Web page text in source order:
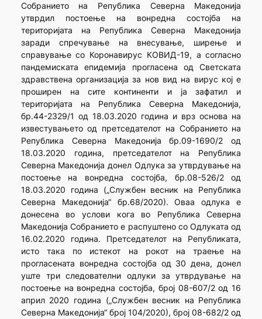
Собранието на Република Северна Македонија
утврдил постоење на вонредна состојба на
територијата на Република Северна Македонија
заради спречување на внесување, ширење и
справување со Коронавирус КОВИД-19, а согласно
пандемиската епидемија прогласена од Светската
здравствена организација за нов вид на вирус кој е
проширен на сите континенти и ја зафатил и
територијата на Република Северна Македонија,
бр.44-2329/1 од 18.03.2020 година и врз основа на
известувањето од претседателот на Собранието на
Република Северна Македонија бр.09-1690/2 од
18.03.2020 година, претседателот на Република
Северна Македонија донел Одлука за утврдување на
постоење на вонредна состојба, бр.08-526/2 од
18.03.2020 година („Службен весник на Република
Северна Македонија“ бр.68/2020). Оваа одлука е
донесена во услови кога во Република Северна
Македонија Собранието е распуштено со Одлуката од
16.02.2020 година. Претседателот на Републиката,
исто така по истекот на рокот на траење на
прогласената вонредна состојба од 30 дена, донел
уште три следователни одлуки за утврдување на
постоење на вонредна состојба, број 08-607/2 од 16
април 2020 година („Службен весник на Република
Северна Македонија“ број 104/2020), број 08-682/2 од